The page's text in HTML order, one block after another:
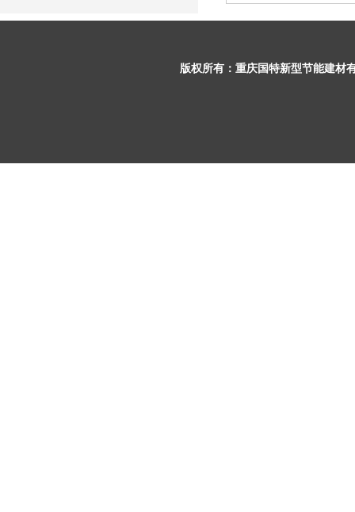
版权所有： 重庆国特新型节能建材